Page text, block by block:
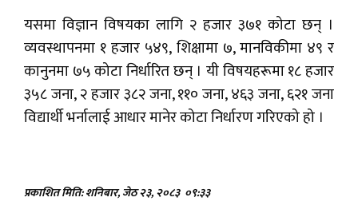
यसमा विज्ञान विषयका लागि २ हजार ३७१ कोटा छन् ।
व्यवस्थापनमा १ हजार ५४९, शिक्षामा ७, मानविकीमा ४९ र
कानुनमा ७५ कोटा निर्धारित छन् । यी विषयहरूमा १८ हजार
३५८ जना, २ हजार ३८२ जना, ११० जना, ४६३ जना, ६२१ जना
विद्यार्थी भर्नालाई आधार मानेर कोटा निर्धारण गरिएको हो ।
प्रकाशित मिति: शनिबार, जेठ २३, २०८३ ०९:३३